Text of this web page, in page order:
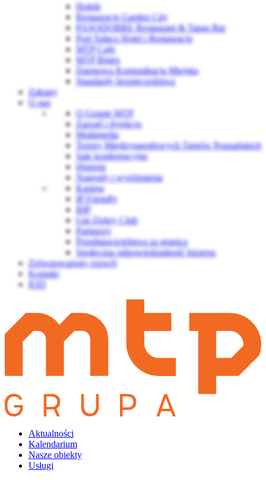
Hotele
Restauracje Garden City
PASODOBRE Restaurant & Tapas Bar
Port Sołacz Hotel i Restauracja
MTP Cafe
MTP Bistro
Darmowa Komunikacja Miejska
Standardy bezpieczeństwa
Zakupy
O nas
O Grupie MTP
Zarząd i dyrekcja
Multimedia
Tereny Międzynarodowych Targów Poznańskich
Sale konferencyjne
Historia
Nagrody i wyróżnienia
Kariera
IP Friendly
BIP
Gin Dobry Club
Partnerzy
Przedstawicielstwa za granicą
Społeczna odpowiedzialność biznesu
Zrównoważony rozwój
Kontakt
IOD
Aktualności
Kalendarium
Nasze obiekty
Usługi